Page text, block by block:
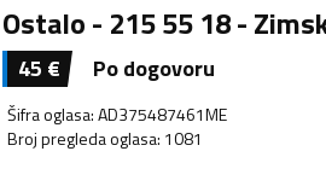
Ostalo - 215 55 18 -
45 € Po dogovoru
Šifra oglasa:AD375487461ME
Broj pregleda oglasa: 1081